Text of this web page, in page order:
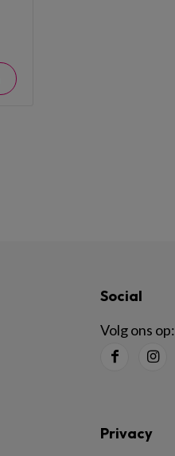
Social
Volg ons op:
Privacy